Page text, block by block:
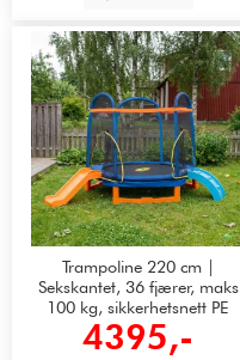
Trampoline 220 cm |
Sekskantet, 36 fjærer, maks
100 kg, sikkerhetsnett PE
4395,-